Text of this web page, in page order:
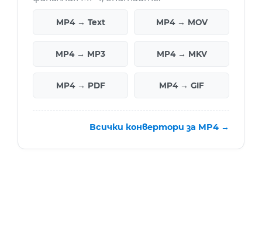
MP4 → Text MP4 → MOV
MP4 → MP3 MP4 → MKV
MP4 → PDF MP4 → GIF
Всички конвертори за MP4 →